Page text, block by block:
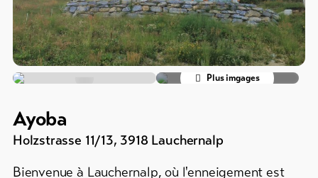
&
Service
Webcams
Météo
groupes
Campings
/
Emplacements
de
Refuges
de
montagne
Plus imgages
Ayoba
Holzstrasse 11/13, 3918 Lauchernalp
Bienvenue à Lauchernalp, où l'enneigement est